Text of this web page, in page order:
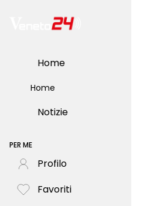
Home
Home
Notizie
PER ME
Profilo
Favoriti